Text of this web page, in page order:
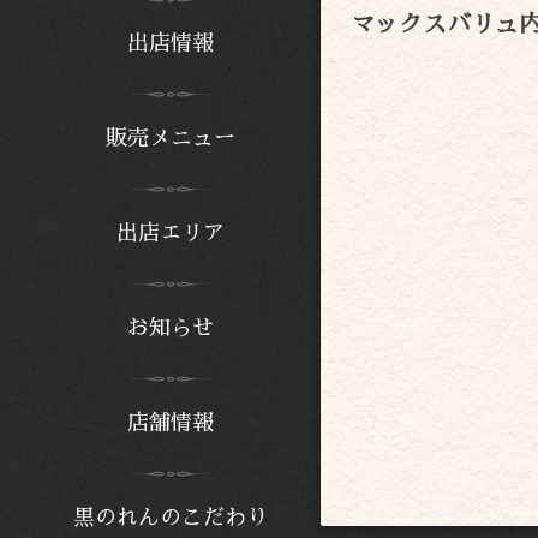
マックスバリュ
販売メニュー
出店エリア
お知らせ
店舗情報
黒のれんのこだわり
出店情報